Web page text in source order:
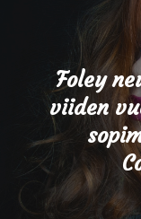
Foley
viiden